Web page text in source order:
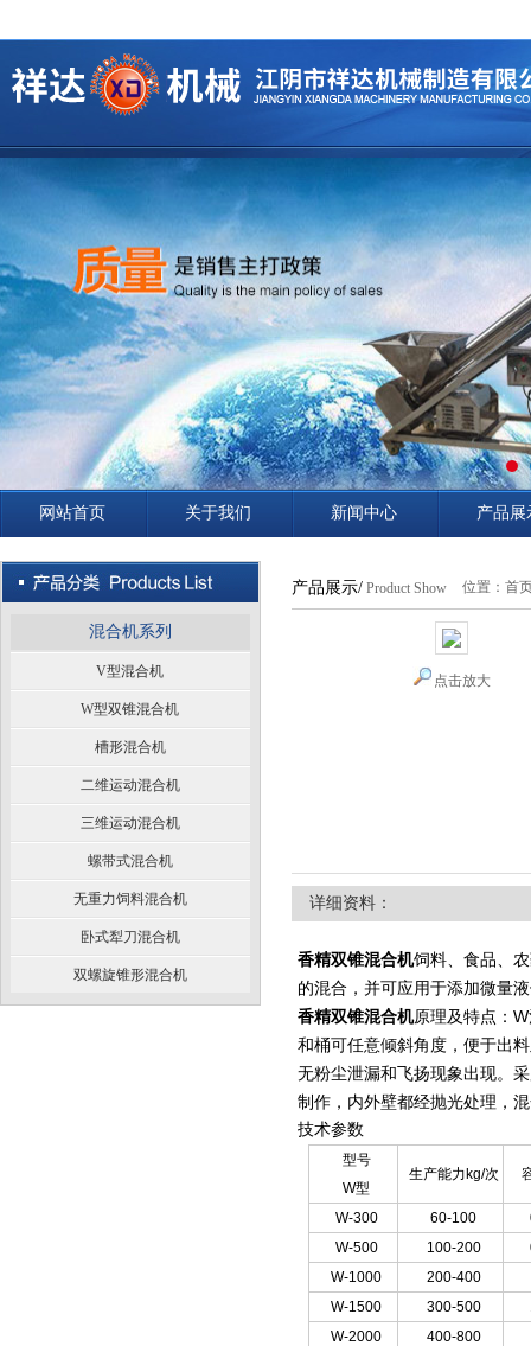
网站首页 关于我们 新闻中心 产品展
混合机系列
V型混合机
W型双锥混合机
槽形混合机
二维运动混合机
三维运动混合机
螺带式混合机
无重力饲料混合机
卧式犁刀混合机
双螺旋锥形混合机
产品展示/ Product Show 位置： 首
点击放大
详细资料：
香精双锥混合机饲料、食品、
的混合，并可应用于添加微量
香精双锥混合机原理及特点：
和桶可任意倾斜角度，便于出
无粉尘泄漏和飞扬现象出现。
制作，内外壁都经抛光处理，
技术参数
型号
W型
生产能力kg/次
W-300 60-100
W-500
100-200
W-1000
200-400
W-1500
300-500
W-2000
400-800